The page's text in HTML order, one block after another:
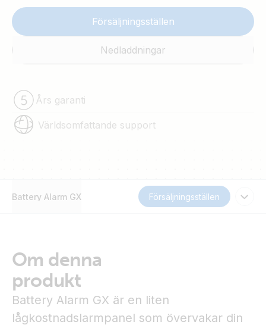
Försäljningsställen
Nedladdningar
Års garanti
Världsomfattande support
Battery Alarm GX Försäljningsställen
Om denna
produkt
Battery Alarm GX är en liten
lågkostnadslarmpanel som övervakar din